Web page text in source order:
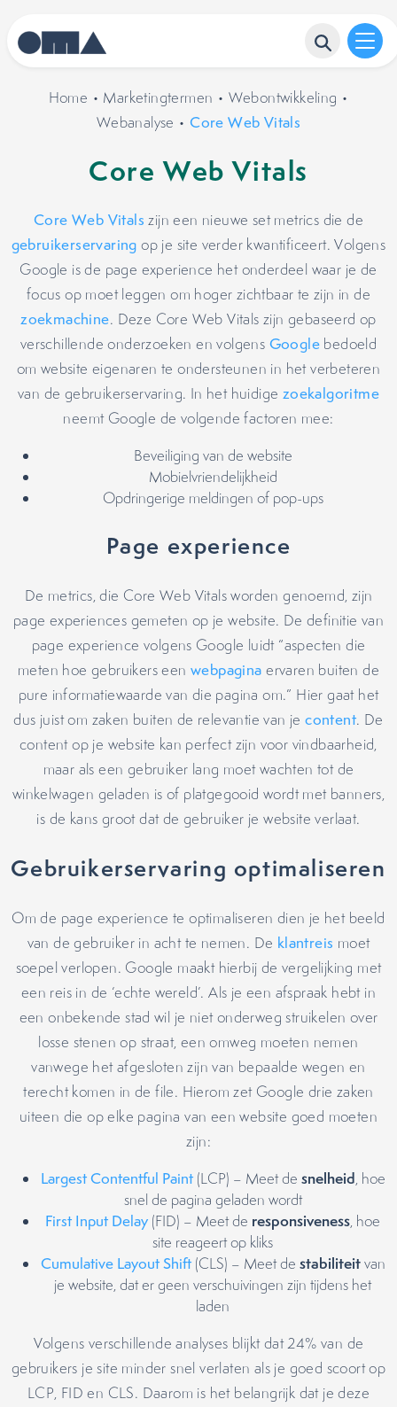
Home • Marketingtermen • Webontwikkeling •
Webanalyse •Core Web Vitals
Core Web Vitals
Core Web Vitals zijn een nieuwe set metrics die de
gebruikerservaring op je site verder kwantificeert. Volgens
Google is de page experience het onderdeel waar je de
focus op moet leggen om hoger zichtbaar te zijn in de
zoekmachine. Deze Core Web Vitals zijn gebaseerd op
verschillende onderzoeken en volgens Google bedoeld
om website eigenaren te ondersteunen in het verbeteren
van de gebruikerservaring. In het huidige zoekalgoritme
neemt Google de volgende factoren mee:
Beveiliging van de website
Mobielvriendelijkheid
Opdringerige meldingen of pop-ups
Page experience
De metrics, die Core Web Vitals worden genoemd, zijn
page experiences gemeten op je website. De definitie van
page experience volgens Google luidt “aspecten die
meten hoe gebruikers eenwebpagina ervaren buiten de
pure informatiewaarde van die pagina om.” Hier gaat het
dus juist om zaken buiten de relevantie van jecontent. De
content op je website kan perfect zijn voor vindbaarheid,
maar als een gebruiker lang moet wachten tot de
winkelwagen geladen is of platgegooid wordt met banners,
is de kans groot dat de gebruiker je website verlaat.
Gebruikerservaring optimaliseren
Om de page experience te optimaliseren dien je het beeld
van de gebruiker in acht te nemen. De klantreis moet
soepel verlopen. Google maakt hierbij de vergelijking met
een reis in de ‘echte wereld’. Als je een afspraak hebt in
een onbekende stad wil je niet onderweg struikelen over
losse stenen op straat, een omweg moeten nemen
vanwege het afgesloten zijn van bepaalde wegen en
terecht komen in de file. Hierom zet Google drie zaken
uiteen die op elke pagina van een website goed moeten
zijn:
Largest Contentful Paint(LCP) – Meet de snelheid, hoe
snel de pagina geladen wordt
First Input Delay (FID) – Meet de responsiveness, hoe
site reageert op kliks
Cumulative Layout Shift(CLS) – Meet de stabiliteitvan
je website, dat er geen verschuivingen zijn tijdens het
laden
Volgens verschillende analyses blijkt dat 24% van de
gebruikers je site minder snel verlaten als je goed scoort op
LCP, FID en CLS. Daarom is het belangrijk dat je deze